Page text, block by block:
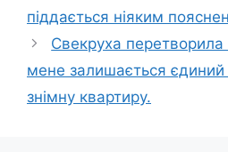
піддається ніяким
Свекруха
мене залишається єдиний
знімну квартиру.